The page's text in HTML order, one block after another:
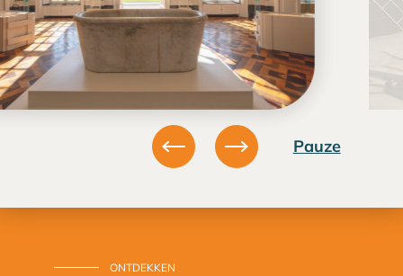
Vorige VolgendePauze
ONTDEKKEN